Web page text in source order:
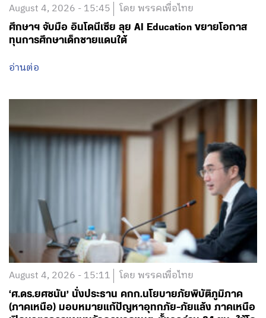
August 4, 2026 - 15:45 โดย พรรคเพื่อไทย
ศึกษาฯ จับมือ อินโดนีเซีย ลุย AI Education ขยายโอกาส
ทุนการศึกษาเด็กชายแดนใต้
อ่านต่อ
August 4, 2026 - 15:11 โดย พรรคเพื่อไทย
‘ศ.ดร.ยศชนัน’ นั่งประธาน คกก.นโยบายภัยพิบัติภูมิภาค
(ภาคเหนือ) มอบหมายแก้ปัญหาอุทกภัย-ภัยแล้ง ภาคเหนือ